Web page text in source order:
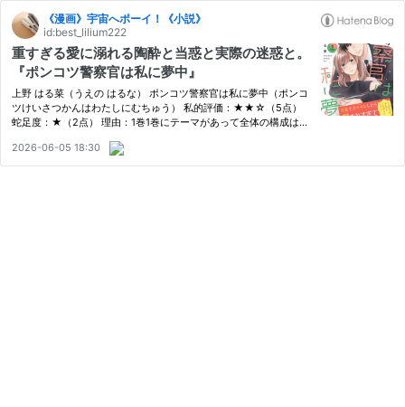
《漫画》宇宙へポーイ！《小説》
id:best_lilium222
重すぎる愛に溺れる陶酔と当惑と実際の迷惑と。
『ポンコツ警察官は私に夢中』
上野 はる菜（うえの はるな） ポンコツ警察官は私に夢中（ポンコ
ツけいさつかんはわたしにむちゅう） 私的評価：★★☆（5点）
蛇足度：★（2点） 理由：1巻1巻にテーマがあって全体の構成は悪
退したら、方言フェチだという警察官になつかれちゃった！ 椛の
こと…
2026-06-05 18:30